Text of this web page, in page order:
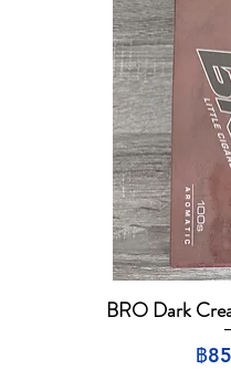
ดูข้อ
BRO Dark
รา
฿